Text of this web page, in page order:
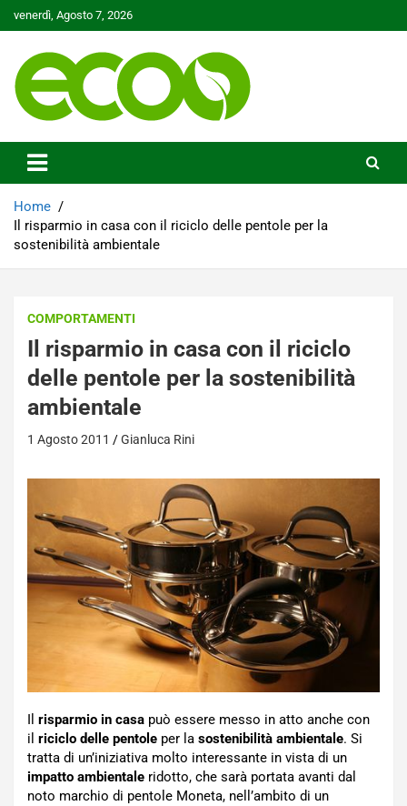
to
venerdì, Agosto 7, 2026
Ecoo.it
Home
Il risparmio in casa con il riciclo delle pentole per la
sostenibilità ambientale
COMPORTAMENTI
Il risparmio in casa con il riciclo
delle pentole per la sostenibilità
ambientale
1 Agosto 2011 Gianluca Rini
risparmio in casa può essere messo in atto anche con
il riciclo delle pentole per la sostenibilità ambientale. Si
tratta di un’iniziativa molto interessante in vista di un
impatto ambientale ridotto, che sarà portata avanti dal
noto marchio di pentole Moneta, nell’ambito di un